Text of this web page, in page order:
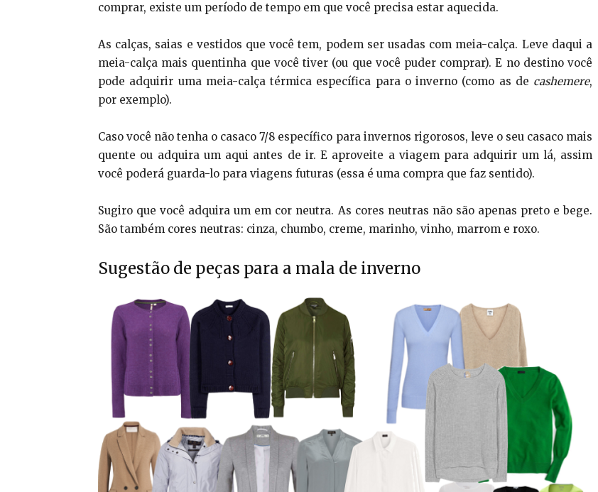
comprar, existe um período de tempo em que você precisa estar aquecida.
As calças, saias e vestidos que você tem, podem ser usadas com meia-calça. Leve daqui a
meia-calça mais quentinha que você tiver (ou que você puder comprar). E no destino você
pode adquirir uma meia-calça térmica específica para o inverno (como as de cashemere,
por exemplo).
Caso você não tenha o casaco 7/8 específico para invernos rigorosos, leve o seu casaco mais
quente ou adquira um aqui antes de ir. E aproveite a viagem para adquirir um lá, assim
você poderá guarda-lo para viagens futuras (essa é uma compra que faz sentido).
Sugiro que você adquira um em cor neutra. As cores neutras não são apenas preto e bege.
São também cores neutras: cinza, chumbo, creme, marinho, vinho, marrom e roxo.
Sugestão de peças para a mala de inverno